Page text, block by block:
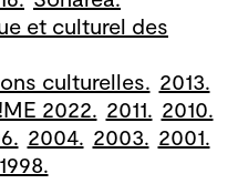
et culturel des
culturelles. 2013.
2022. 2011. 2010.
2004. 2003. 2001.
1998.